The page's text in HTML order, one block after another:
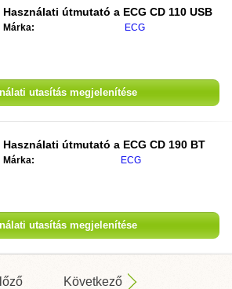
Használati útmutató a ECG CD 110 USB
Márka: ECG
utasítás megjelenítése
Használati útmutató a ECG CD 190 BT
Márka: ECG
utasítás megjelenítése
Következő